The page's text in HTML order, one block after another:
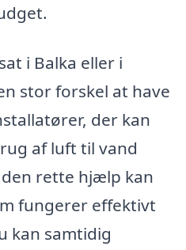
i Balka eller i
stor forskel at have
der kan
af luft til vand
rette hjælp kan
fungerer effektivt
kan samtidig